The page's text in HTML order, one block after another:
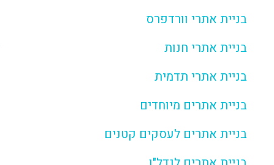
בניית אתרי וורדפרס
בניית אתרי חנות
בניית אתרי תדמית
בניית אתרים מיוחדים
בניית אתרים לעסקים קטנים